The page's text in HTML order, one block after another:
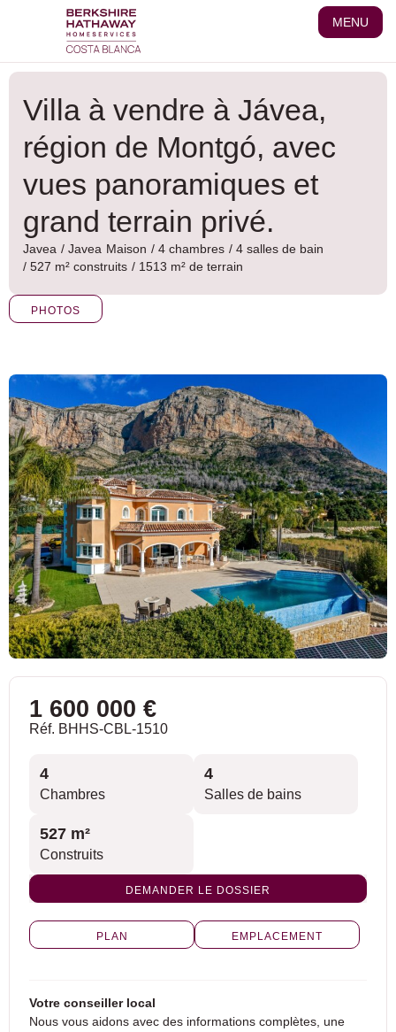
MENU
Villa à vendre à Jávea,
région de Montgó, avec
vues panoramiques et
grand terrain privé.
Javea / Javea Maison / 4 chambres / 4 salles de bain
/ 527 m² construits / 1513 m² de terrain
PHOTOS
1 600 000 €
Réf. BHHS-CBL-1510
4
Chambres
4
Salles de bains
527 m²
Construits
DEMANDER LE DOSSIER
PLAN EMPLACEMENT
Votre conseiller local
Nous vous aidons avec des informations complètes, une